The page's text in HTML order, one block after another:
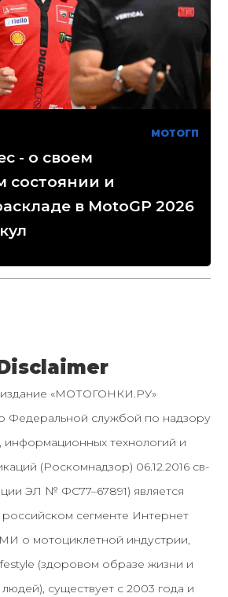
МОТОГП
- о своем
состоянии и
в MotoGP 2026
издание «МОТОГОНКИ.РУ»
Федеральной службой по надзору
информационных технологий и
(Роскомнадзор) 06.12.2016 св-
ЭЛ № ФС77–67891) является
сегменте Интернет
о мотоциклетной индустрии,
(здоровом образе жизни и
существует с 2003 года и